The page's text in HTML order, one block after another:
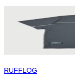
RUFFLOG